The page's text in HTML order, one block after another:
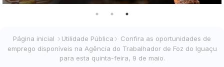
Página inicial Utilidade Pública
Confira as oportunidades de
emprego disponíveis na Agência do Trabalhador de Foz do Iguaçu
para esta quinta-feira, 9 de maio.